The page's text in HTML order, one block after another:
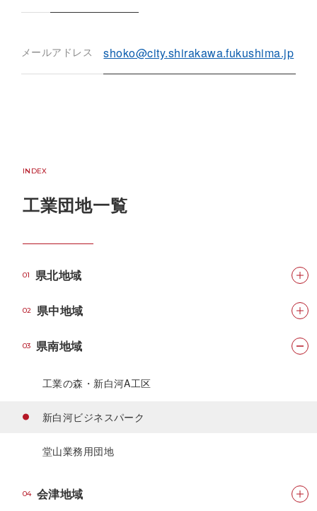
メールアドレス shoko@city.shirakawa.fukushima.jp
INDEX
工業団地一覧
01 県北地域
02 県中地域
03 県南地域
工業の森・新白河A工区
新白河ビジネスパーク
堂山業務用団地
04 会津地域